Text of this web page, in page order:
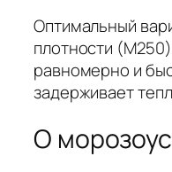
Оптимальный
плотности
равномерно и
задерживает
О